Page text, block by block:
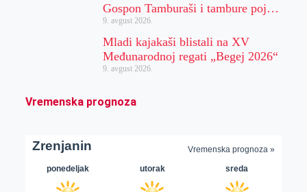
Gospon Tamburaši i tambure poj…
9. avgust 2026.
Mladi kajakaši blistali na XV
Međunarodnoj regati „Begej 2026“
9. avgust 2026.
Vremenska prognoza